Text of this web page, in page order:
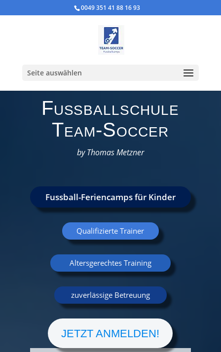
0049 351 41 88 16 93
Seite auswählen
Fußballschule
Team-Soccer
by Thomas Metzner
Fussball-Feriencamps für Kinder
Qualifizierte Trainer
Altersgerechtes Training
zuverlässige Betreuung
JETZT ANMELDEN!